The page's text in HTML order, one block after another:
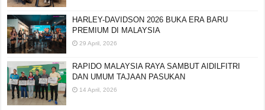
HARLEY-DAVIDSON 2026 BUKA ERA BARU
PREMIUM DI MALAYSIA
29 April, 2026
RAPIDO MALAYSIA RAYA SAMBUT AIDILFITRI
DAN UMUM TAJAAN PASUKAN
14 April, 2026